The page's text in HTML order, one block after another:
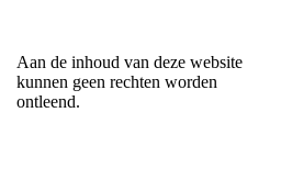
Aan de inhoud van deze website
kunnen geen rechten worden
ontleend.